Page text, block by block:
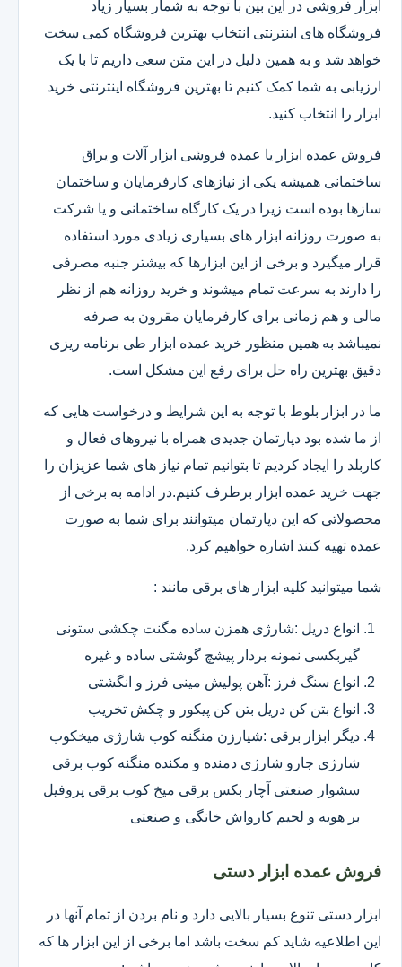
ابزار فروشی در این بین با توجه به شمار بسیار زیاد
فروشگاه های اینترنتی انتخاب بهترین فروشگاه کمی سخت
خواهد شد و به همین دلیل در این متن سعی داریم تا با یک
ارزیابی به شما کمک کنیم تا بهترین فروشگاه اینترنتی خرید
ابزار را انتخاب کنید.
فروش عمده ابزار یا عمده فروشی ابزار آلات و یراق
ساختمانی همیشه یکی از نیازهای کارفرمایان و ساختمان
سازها بوده است زیرا در یک کارگاه ساختمانی و یا شرکت
به صورت روزانه ابزار های بسیاری زیادی مورد استفاده
قرار میگیرد و برخی از این ابزارها که بیشتر جنبه مصرفی
را دارند به سرعت تمام میشوند و خرید روزانه هم از نظر
مالی و هم زمانی برای کارفرمایان مقرون به صرفه
نمیباشد به همین منظور خرید عمده ابزار طی برنامه ریزی
دقیق بهترین راه حل برای رفع این مشکل است.
ما در ابزار بلوط با توجه به این شرایط و درخواست هایی که
از ما شده بود دپارتمان جدیدی همراه با نیروهای فعال و
کاربلد را ایجاد کردیم تا بتوانیم تمام نیاز های شما عزیزان را
جهت خرید عمده ابزار برطرف کنیم.در ادامه به برخی از
محصولاتی که این دپارتمان میتوانند برای شما به صورت
عمده تهیه کنند اشاره خواهیم کرد.
شما میتوانید کلیه ابزار های برقی مانند :
انواع دریل :شارژی همزن ساده مگنت چکشی ستونی
گیربکسی نمونه بردار پیشچ گوشتی ساده و غیره
انواع سنگ فرز :آهن پولیش مینی فرز و انگشتی
انواع بتن کن دریل بتن کن پیکور و چکش تخریب
دیگر ابزار برقی :شیارزن منگنه کوب شارژی میخکوب
شارژی جارو شارژی دمنده و مکنده منگنه کوب برقی
سشوار صنعتی آچار بکس برقی میخ کوب برقی پروفیل
بر هویه و لحیم کارواش خانگی و صنعتی
فروش عمده ابزار دستی
ابزار دستی تنوع بسیار بالایی دارد و نام بردن از تمام آنها در
این اطلاعیه شاید کم سخت باشد اما برخی از این ابزار ها که